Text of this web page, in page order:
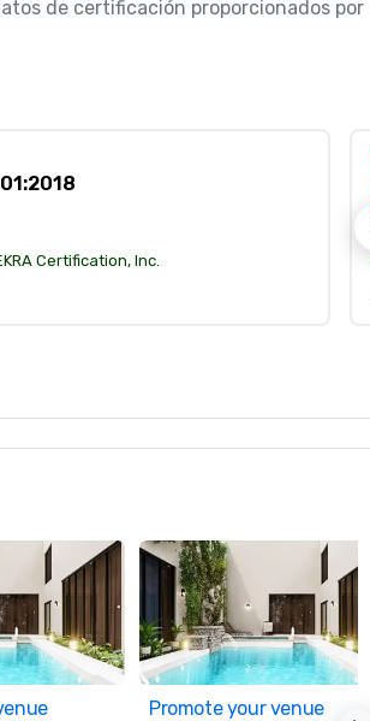
de certificación proporcionados por
Certification, Inc.
Promote your venue